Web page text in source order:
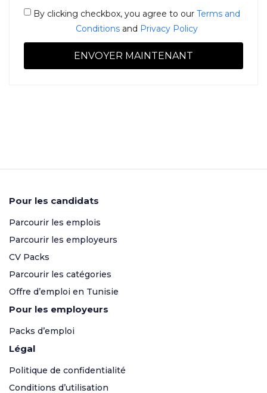
By clicking checkbox, you agree to ourTerms and
Conditions and Privacy Policy
Pour les candidats
Parcourir les emplois
Parcourir les employeurs
CV Packs
Parcourir les catégories
Offre d’emploi en Tunisie
Pour les employeurs
Packs d’emploi
Légal
Politique de confidentialité
Conditions d’utilisation